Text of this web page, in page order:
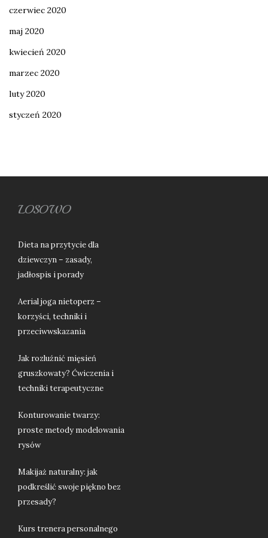
czerwiec 2020
maj 2020
kwiecień 2020
marzec 2020
luty 2020
styczeń 2020
LOSOWO
Dieta na przytycie dla
dziewczyn – zasady,
jadłospis i porady
Aerial joga nietoperz –
korzyści, techniki i
przeciwwskazania
Jak rozluźnić mięsień
gruszkowaty? Ćwiczenia i
techniki terapeutyczne
Konturowanie twarzy:
proste metody modelowania
rysów
Makijaż naturalny: jak
podkreślić swoje piękno bez
przesady?
Kurs trenera personalnego